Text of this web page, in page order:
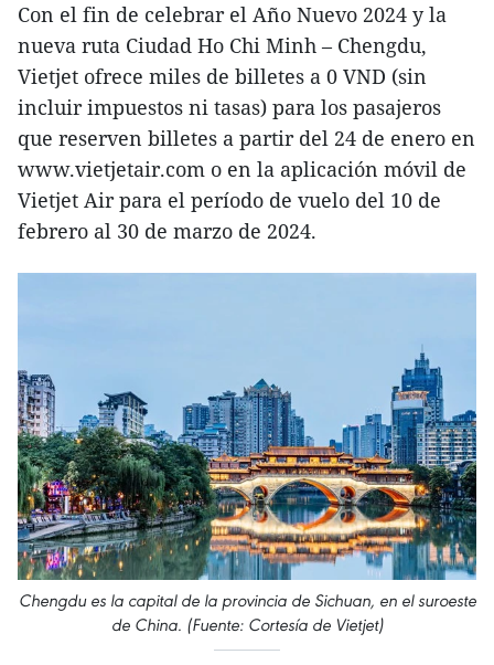
Con el fin de celebrar el Año Nuevo 2024 y la
nueva ruta Ciudad Ho Chi Minh – Chengdu,
Vietjet ofrece miles de billetes a 0 VND (sin
incluir impuestos ni tasas) para los pasajeros
que reserven billetes a partir del 24 de enero en
www.vietjetair.com o en la aplicación móvil de
Vietjet Air para el período de vuelo del 10 de
febrero al 30 de marzo de 2024.
Chengdu es la capital de la provincia de Sichuan, en el suroeste
de China. (Fuente: Cortesía de Vietjet)